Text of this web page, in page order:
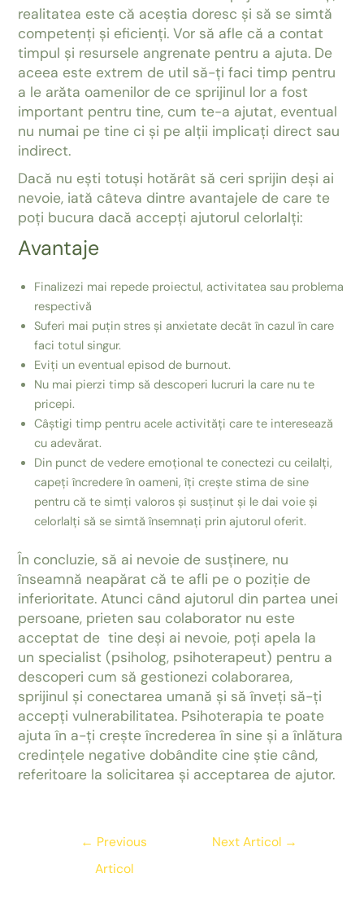
realitatea este că aceștia doresc și să se simtă
competenți și eficienți. Vor să afle că a contat
timpul și resursele angrenate pentru a ajuta. De
aceea este extrem de util să-ți faci timp pentru
a le arăta oamenilor de ce sprijinul lor a fost
important pentru tine, cum te-a ajutat, eventual
nu numai pe tine ci și pe alții implicați direct sau
indirect.
Dacă nu ești totuși hotărât să ceri sprijin deși ai
nevoie, iată câteva dintre avantajele de care te
poți bucura dacă accepți ajutorul celorlalți:
Avantaje
Finalizezi mai repede proiectul, activitatea sau problema
respectivă
Suferi mai puțin stres și anxietate decât în cazul în care
faci totul singur.
Eviți un eventual episod de burnout.
Nu mai pierzi timp să descoperi lucruri la care nu te
pricepi.
Câștigi timp pentru acele activități care te interesează
cu adevărat.
Din punct de vedere emoțional te conectezi cu ceilalți,
capeți încredere în oameni, îți crește stima de sine
pentru că te simți valoros și susținut și le dai voie și
celorlalți să se simtă însemnați prin ajutorul oferit.
În concluzie, să ai nevoie de susținere, nu
înseamnă neapărat că te afli pe o poziție de
inferioritate. Atunci când ajutorul din partea unei
persoane, prieten sau colaborator nu este
acceptat de tine deși ai nevoie, poți apela la
un specialist (psiholog, psihoterapeut) pentru a
descoperi cum să gestionezi colaborarea,
sprijinul și conectarea umană și să înveți să-ți
accepți vulnerabilitatea. Psihoterapia te poate
ajuta în a-ți crește încrederea în sine și a înlătura
credințele negative dobândite cine știe când,
referitoare la solicitarea și acceptarea de ajutor.
← Previous
Articol
Next Articol →